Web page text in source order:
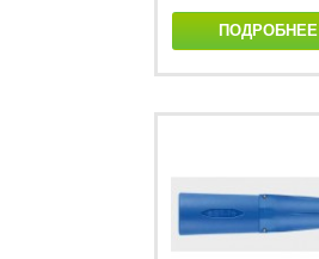
ПОДРОБНЕЕ